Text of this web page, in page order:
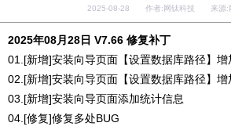
2025-08-28 作者:网钛科技 来源:
2025年08月28日 V7.66 修复补丁
01.[新增]安装向导页面【设置数据库路径】
02.[新增]安装向导页面【设置数据库路径】
03.[新增]安装向导页面添加统计信息
04.[修复]修复多处BUG